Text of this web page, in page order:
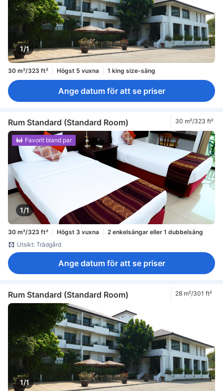
1/1
30 m²/323 ft² Högst 5 vuxna 1 king size-säng
Ange datum för att se priser
Rum Standard (Standard Room) 30 m²/323 ft²
1/1
Favorit bland par
30 m²/323 ft² Högst 3 vuxna
2 enkelsängar eller 1 dubbelsäng
Utsikt: Trädgård
Ange datum för att se priser
Rum Standard (Standard Room) 28 m²/301 ft²
1/1